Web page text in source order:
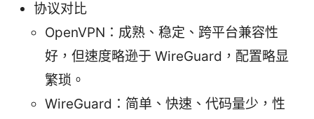
协议对比
OpenVPN：成熟、稳定、跨平台兼容性
好，但速度略逊于 WireGuard，配置略显
繁琐。
WireGuard：简单、快速、代码量少，性